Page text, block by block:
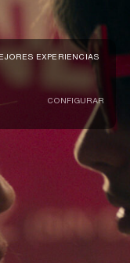
EXPERIENCIAS
CONFIGURAR